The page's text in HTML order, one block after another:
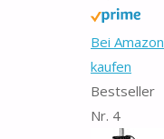
Bei Amazon
kaufen
Bestseller
Nr. 4